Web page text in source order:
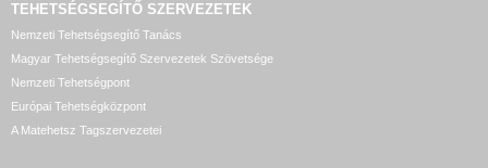
TEHETSÉGSEGÍTŐ SZERVEZETEK
Nemzeti Tehetségsegítő Tanács
Magyar Tehetségsegítő Szervezetek Szövetsége
Nemzeti Tehetségpont
Európai Tehetségközpont
A Matehetsz Tagszervezetei